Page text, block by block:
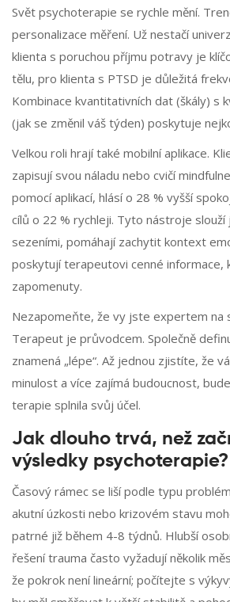
Svět psychoterapie se rychle mění.
personalizace měření. Už nestačí
klienta s poruchou příjmu potravy je
tělu, pro klienta s PTSD je důležitá
Kombinace kvantitativních dat (škály) s
(jak se změnil váš týden) poskytuje
Velkou roli hrají také mobilní aplikace.
zapisují svou náladu nebo cvičí
pomocí aplikací, hlásí o 28 % vyšší
cílů o 22 % rychleji. Tyto nástroje
sezeními, pomáhají zachytit kontext
poskytují terapeutovi cenné informace,
zapomenuty.
Nezapomeňte, že vy jste expertem na
Terapeut je průvodcem. Společně
znamená „lépe“. Až jednou zjistíte, že
minulost a více zajímá budoucnost,
terapie splnila svůj účel.
Jak dlouho trvá, než
výsledky psychoterapie?
Časový rámec se liší podle typu
akutní úzkosti nebo krizovém stavu
patrné již během 4-8 týdnů. Hlubší
řešení trauma často vyžadují několik
že pokrok není lineární; počítejte s